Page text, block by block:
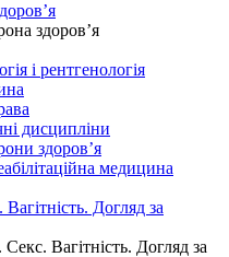
здоров’я
і рентгенологія
дисципліни
здоров’я
медицина
Догляд за
Вагітність. Догляд за